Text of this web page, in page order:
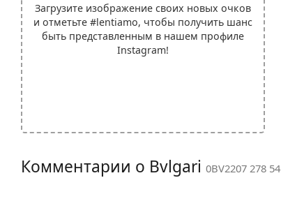
Загрузите изображение своих новых очков
и отметьте #lentiamo, чтобы получить шанс
быть представленным в нашем профиле
Instagram!
Комментарии о Bvlgari 0BV2207 278 54